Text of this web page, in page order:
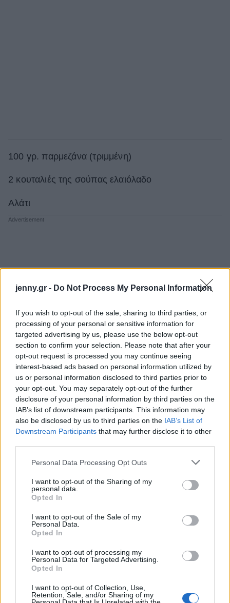
jenny.gr - Do Not Process My Personal Information
If you wish to opt-out of the sale, sharing to third parties, or
processing of your personal or sensitive information for
targeted advertising by us, please use the below opt-out
section to confirm your selection. Please note that after your
opt-out request is processed you may continue seeing
interest-based ads based on personal information utilized by
us or personal information disclosed to third parties prior to
your opt-out. You may separately opt-out of the further
disclosure of your personal information by third parties on the
IAB’s list of downstream participants. This information may
also be disclosed by us to third parties on the IAB’s List of
Downstream Participants that may further disclose it to other
Please note that this website/app uses one or more Google
not limited to your visit or usage behaviour. You may click to
grant or deny consent to Google and its third-party tags to
use your data for below specified purposes in below Google
consent section.
Personal Data Processing Opt Outs
I want to opt-out of the Sharing of my
personal data.
Opted In
I want to opt-out of the Sale of my
Personal Data.
Opted In
I want to opt-out of processing my
Personal Data for Targeted Advertising.
Opted In
I want to opt-out of Collection, Use,
Retention, Sale, and/or Sharing of my
100 γρ. παρμεζάνα (τριμμένη)
2 κουταλιές της σούπας ελαιόλαδο
Αλάτι